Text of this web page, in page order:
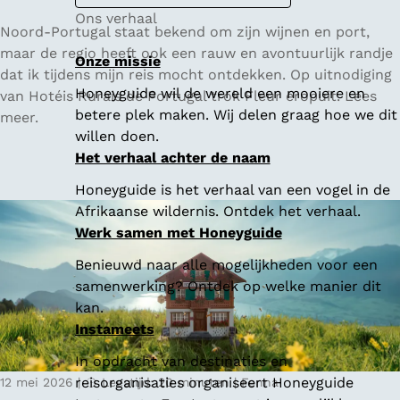
Ons verhaal
Onze missie
Honeyguide wil de wereld een mooiere en
betere plek maken. Wij delen graag hoe we dit
willen doen.
Het verhaal achter de naam
Honeyguide is het verhaal van een vogel in de
Afrikaanse wildernis. Ontdek het verhaal.
Werk samen met Honeyguide
Benieuwd naar alle mogelijkheden voor een
samenwerking? Ontdek op welke manier dit
kan.
Instameets
In opdracht van destinaties en
reisorganisaties organiseert Honeyguide
V
i
n
h
o
d
e
g
o
e
n
e
Noord-Portugal staat bekend om zijn wijnen en port,
maar de regio heeft ook een rauw en avontuurlijk randje
dat ik tijdens mijn reis mocht ontdekken. Op uitnodiging
van Hotéis Rurais de Portugal trok Fleur eropuit. Lees
meer.
12 mei 2026 | Leestijd: 20 minuten | Fenna